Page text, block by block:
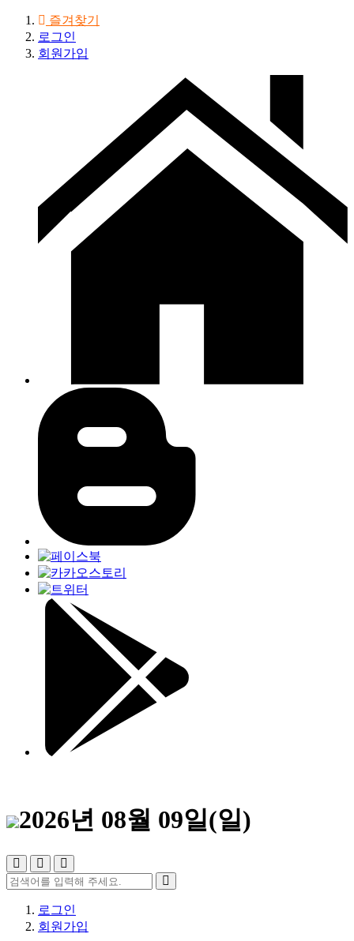
즐겨찾기
로그인
회원가입
2026년 08월 09일(일)
로그인
회원가입